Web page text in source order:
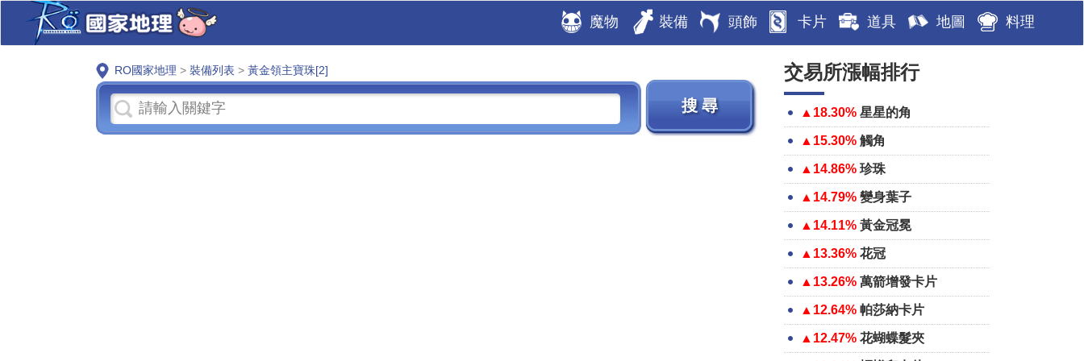
魔物 裝備 頭飾 卡片 道具 地圖 料理
RO國家地理 > 裝備列表 > 黃金領主寶珠[2] 交易所漲幅排行
▲18.30% 星星的角
▲15.30% 觸角
▲14.86% 珍珠
▲14.79% 變身葉子
▲14.11% 黃金冠冕
▲13.36% 花冠
▲13.26% 萬箭增發卡片
▲12.64% 帕莎納卡片
▲12.47% 花蝴蝶髮夾